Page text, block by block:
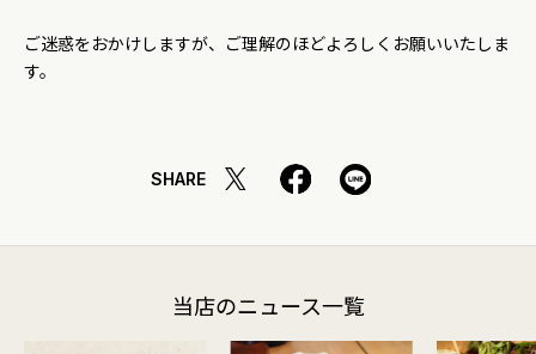
ご迷惑をおかけしますが、ご理解のほどよろしくお願いいたしま
す。
SHARE
当店のニュース一覧